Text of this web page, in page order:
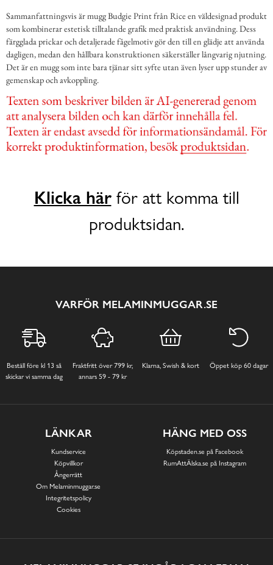
Sammanfattningsvis är mugg Budgie Print från Rice en väldesignad produkt
som kombinerar estetisk tilltalande grafik med praktisk användning. Dess
färgglada prickar och detaljerade fågelmotiv gör den till en glädje att använda
dagligen, medan den hållbara konstruktionen säkerställer långvarig njutning.
Det är en mugg som inte bara tjänar sitt syfte utan även lyser upp stunder av
gemenskap och avkoppling.
Klicka härför att komma till
produktsidan.
VARFÖR MELAMINMUGGAR.SE
Beställ före kl 13 så
skickar vi samma dag
Fraktfritt över 799 kr,
annars 59 - 79 kr
Klarna, Swish & kort Öppet köp 60 dagar
LÄNKAR
Kundservice
Köpvillkor
Ångerrätt
Om Melaminmuggar.se
Integritetspolicy
Cookies
HÄNG MED OSS
Köpstaden.se på Facebook
RumAttÄlska.se på Instagram